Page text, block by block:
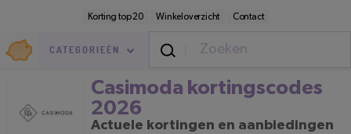
inhoud
Korting top 20 Winkeloverzicht Contact
Goedkoop.nl
CATEGORIEËN
Casimoda kortingscodes 2026
Casimoda kortingscodes
2026
Actuele kortingen en aanbiedingen